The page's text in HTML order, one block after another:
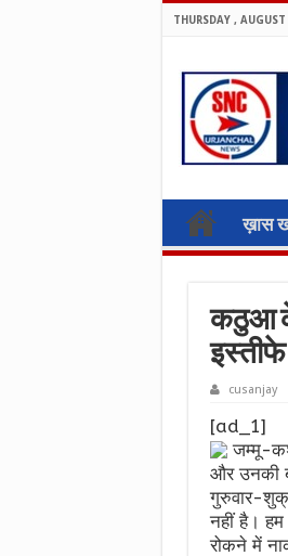
THURSDAY ,
ख़ास
कठुआ
इस्तीफे
cusanjay
[ad_1]
जम्मू-
और उनकी
गुरुवार-
नहीं है। हम
रोकने में